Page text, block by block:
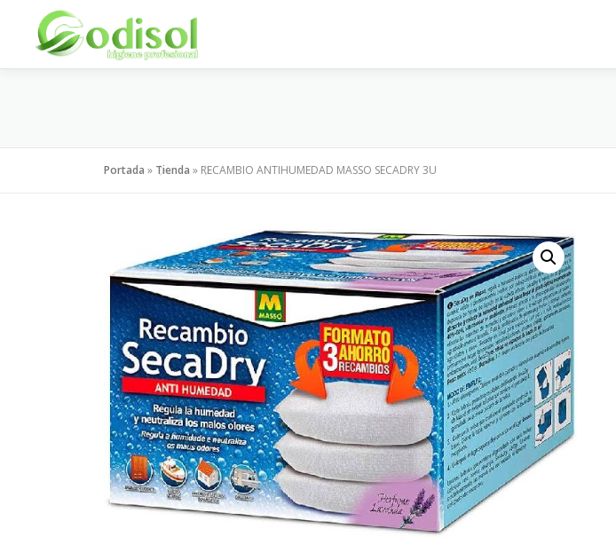
contenido
Portada » Tienda » RECAMBIO ANTIHUMEDAD MASSO SECADRY 3U